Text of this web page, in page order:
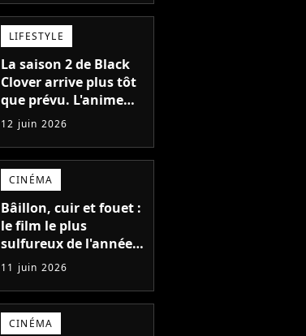
un rôle qui le
détruisait de plus en
plus
LIFESTYLE
La saison 2 de Black
Clover arrive plus tôt
que prévu. L'anime
fantastique enfin de
retour cette année,
mais il faudra sortir
de chez soi pour
assister à sa diffusion
anticipée
12 juin 2026
CINÉMA
Bâillon, cuir et fouet :
le film le plus
sulfureux de l'année
se dévoile avec une
première bande-
annonce géniale
11 juin 2026
CINÉMA